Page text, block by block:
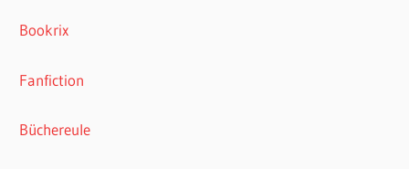
Bookrix
Fanfiction
Büchereule